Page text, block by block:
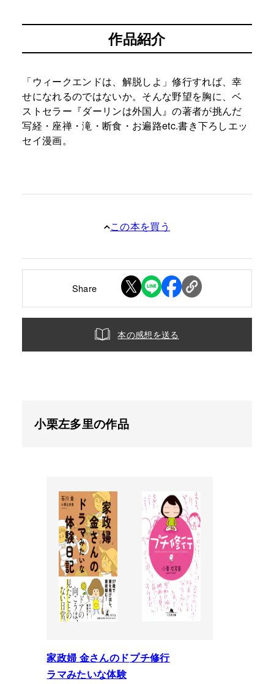
作品紹介
「ウィークエンドは、解脱しよ」修行すれば、幸
せになれるのではないか。そんな野望を胸に、ベ
ストセラー『ダーリンは外国人』の著者が挑んだ
写経・座禅・滝・断食・お遍路etc.書き下ろしエッ
セイ漫画。
この本を買う
Share
本の感想を送る
小栗左多里の作品
家政婦 金さんのド
ラマみたいな体験
プチ修行